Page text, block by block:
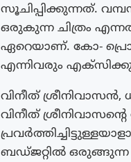
സൂചിപ്പിക്കുന്നത്.
ഒരുകുന്ന ചിത്രം
ഏറെയാണ്. കോ-
എന്നിവരും
വിനീത് ശ്രീനിവാസൻ,
വിനീത്
ബഡ്ജറ്റിൽ ഒരുങ്ങുന്ന